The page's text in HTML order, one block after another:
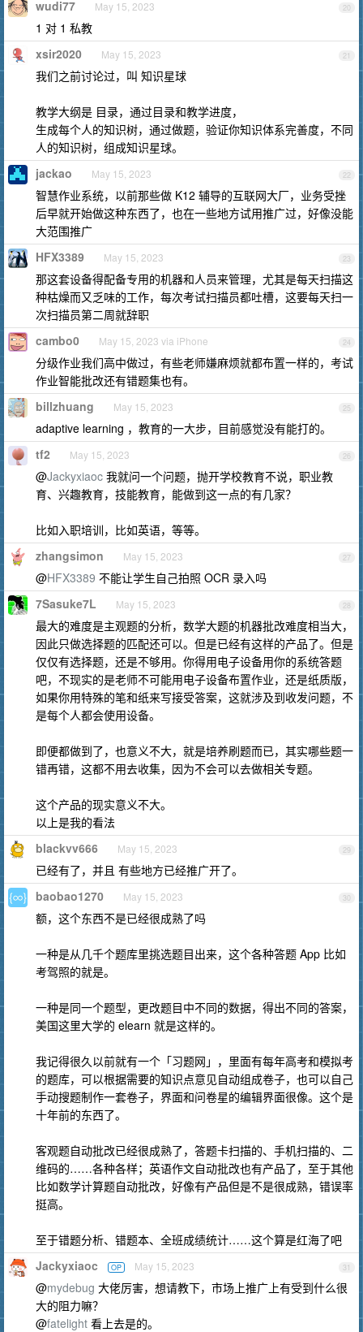
20
wudi77 May 15, 2023
1 对 1 私教
21
xsir2020 May 15, 2023
我们之前讨论过，叫 知识星球
教学大纲是 目录，通过目录和教学进度，
生成每个人的知识树，通过做题，验证你知识体系完善度，不同
人的知识树，组成知识星球。
22
jackao May 15, 2023
智慧作业系统，以前那些做 K12 辅导的互联网大厂，业务受挫
后早就开始做这种东西了，也在一些地方试用推广过，好像没能
大范围推广
23
HFX3389 May 15, 2023
那这套设备得配备专用的机器和人员来管理，尤其是每天扫描这
种枯燥而又乏味的工作，每次考试扫描员都吐槽，这要每天扫一
次扫描员第二周就辞职
24
cambo0 May 15, 2023 via iPhone
分级作业我们高中做过，有些老师嫌麻烦就都布置一样的，考试
作业智能批改还有错题集也有。
25
billzhuang May 15, 2023
adaptive learning ，教育的一大步，目前感觉没有能打的。
26
tf2 May 15, 2023
@Jackyxiaoc 我就问一个问题，抛开学校教育不说，职业教
育、兴趣教育，技能教育，能做到这一点的有几家？
比如入职培训，比如英语，等等。
27
zhangsimon May 15, 2023
@HFX3389 不能让学生自己拍照 OCR 录入吗
28
7Sasuke7L May 15, 2023
最大的难度是主观题的分析，数学大题的机器批改难度相当大，
因此只做选择题的匹配还可以。但是已经有这样的产品了。但是
仅仅有选择题，还是不够用。你得用电子设备用你的系统答题
吧，不现实的是老师不可能用电子设备布置作业，还是纸质版，
如果你用特殊的笔和纸来写接受答案，这就涉及到收发问题，不
是每个人都会使用设备。
即便都做到了，也意义不大，就是培养刷题而已，其实哪些题一
错再错，这都不用去收集，因为不会可以去做相关专题。
这个产品的现实意义不大。
以上是我的看法
29
blackvv666 May 15, 2023
已经有了，并且 有些地方已经推广开了。
30
baobao1270 May 15, 2023
额，这个东西不是已经很成熟了吗
一种是从几千个题库里挑选题目出来，这个各种答题 App 比如
考驾照的就是。
一种是同一个题型，更改题目中不同的数据，得出不同的答案，
美国这里大学的 elearn 就是这样的。
我记得很久以前就有一个「习题网」，里面有每年高考和模拟考
的题库，可以根据需要的知识点意见自动组成卷子，也可以自己
手动搜题制作一套卷子，界面和问卷星的编辑界面很像。这个是
十年前的东西了。
客观题自动批改已经很成熟了，答题卡扫描的、手机扫描的、二
维码的……各种各样；英语作文自动批改也有产品了，至于其他
比如数学计算题自动批改，好像有产品但是不是很成熟，错误率
挺高。
至于错题分析、错题本、全班成绩统计……这个算是红海了吧
31
Jackyxiaoc OP May 15, 2023
@mydebug 大佬厉害，想请教下，市场上推广上有受到什么很
大的阻力嘛？
@fatelight 看上去是的。